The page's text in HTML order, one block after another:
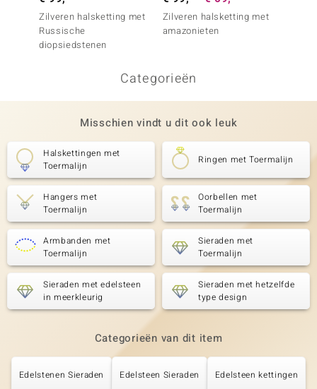
Zilveren halsketting met
Russische
diopsiedstenen
Zilveren halsketting met
amazonieten
Categorieën
Misschien vindt u dit ook leuk
Halskettingen met
Toermalijn
Ringen met Toermalijn
Hangers met
Toermalijn
Oorbellen met
Toermalijn
Armbanden met
Toermalijn
Sieraden met
Toermalijn
Sieraden met edelsteen
in meerkleurig
Sieraden met hetzelfde
type design
Categorieën van dit item
Edelstenen Sieraden Edelsteen Sieraden Edelsteen kettingen